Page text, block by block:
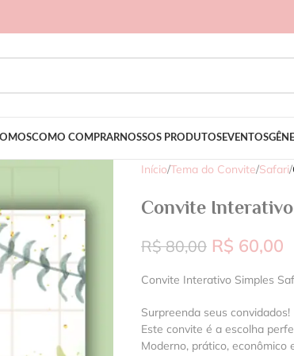
COMO COMPRARNOSSOS PRODUTOSEVENTOS
Início/Tema do Convite/Safari/
Convite
R$80,00 R$ 60,00
Convite Interativo Simples
Surpreenda seus convidados!
Este convite é a escolha
Moderno, prático,